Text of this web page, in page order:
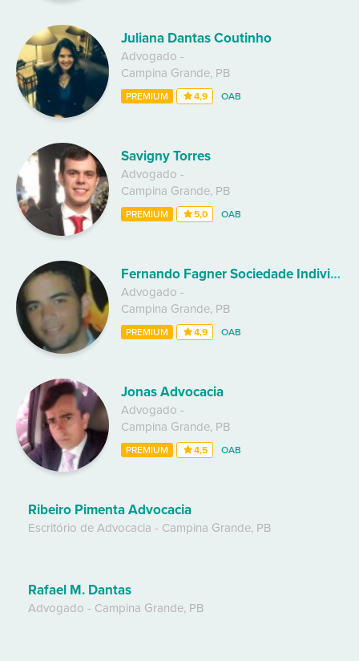
Juliana Dantas Coutinho
Advogado -
Campina Grande, PB
PREMIUM 4,9 OAB
Savigny Torres
Advogado -
Campina Grande, PB
PREMIUM 5,0 OAB
Fernando Fagner Sociedade Individual de Advocacia
Advogado -
Campina Grande, PB
PREMIUM 4,9 OAB
Jonas Advocacia
Advogado -
Campina Grande, PB
PREMIUM 4,5 OAB
Ribeiro Pimenta Advocacia
Escritório de Advocacia - Campina Grande, PB
Rafael M. Dantas
Advogado - Campina Grande, PB